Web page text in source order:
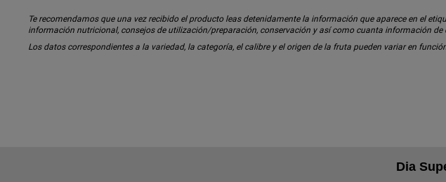
Te recomendamos que una vez recibido el producto leas detenidamente la información que aparece en el
información nutricional, consejos de utilización/preparación, conservación y así como cuanta información
Los datos correspondientes a la variedad, la categoría, el calibre y el origen de la fruta pueden variar en
Dia